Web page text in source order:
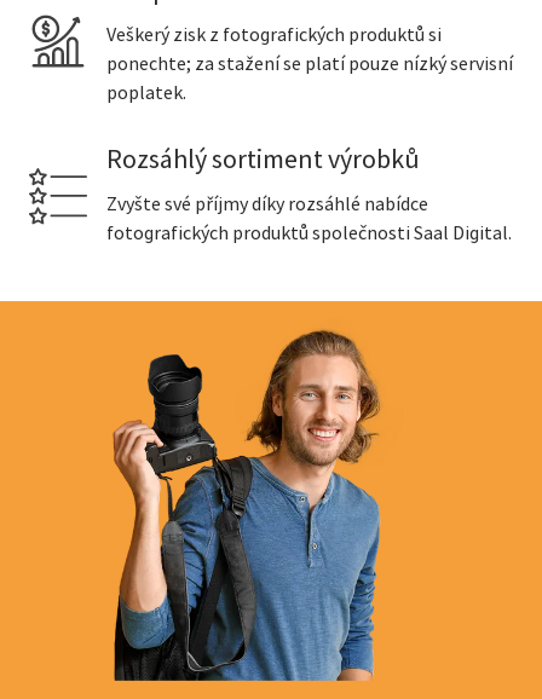
Veškerý zisk z fotografických produktů si
ponechte; za stažení se platí pouze nízký servisní
poplatek.
Rozsáhlý sortiment výrobků
Zvyšte své příjmy díky rozsáhlé nabídce
fotografických produktů společnosti Saal Digital.